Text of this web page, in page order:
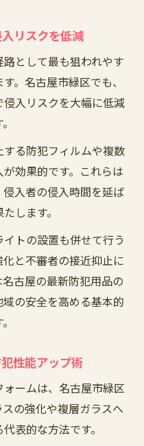
リスクを低減
として最も狙われやす
。名古屋市緑区でも、
入リスクを大幅に低減
る防犯フィルムや複数
効果的です。これらは
入者の侵入時間を延ば
します。
トの設置も併せて行う
と不審者の接近抑止に
古屋の最新防犯用品の
の安全を高める基本的
性能アップ術
ームは、名古屋市緑区
の強化や複層ガラスへ
表的な方法です。